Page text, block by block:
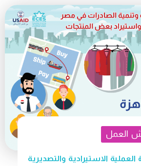
العمل
العملية الاستيرادية والتصديرية